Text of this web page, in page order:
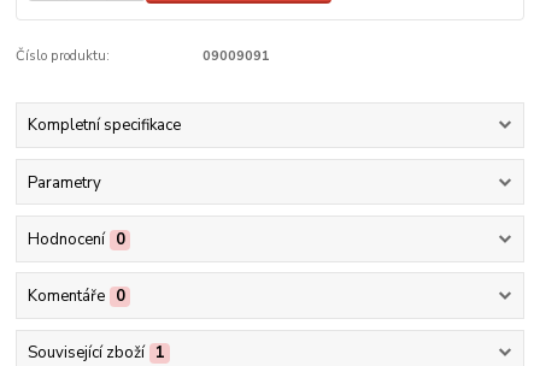
Číslo produktu: 09009091
Kompletní specifikace
Parametry
Hodnocení 0
Komentáře 0
Související zboží 1